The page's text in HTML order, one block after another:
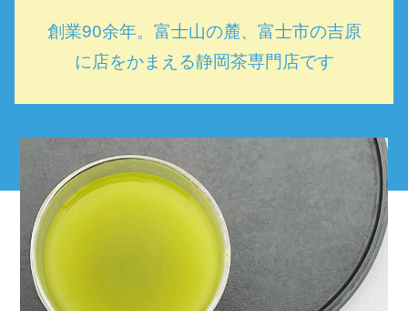
創業90余年。富士山の麓、富士市の吉原
に店をかまえる静岡茶専門店です